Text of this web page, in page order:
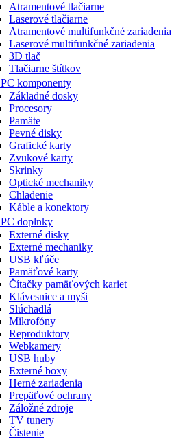
Atramentové tlačiarne
Laserové tlačiarne
Atramentové multifunkčné zariadenia
Laserové multifunkčné zariadenia
3D tlač
Tlačiarne štítkov
PC komponenty
Základné dosky
Procesory
Pamäte
Pevné disky
Grafické karty
Zvukové karty
Skrinky
Optické mechaniky
Chladenie
Káble a konektory
PC doplnky
Externé disky
Externé mechaniky
USB kľúče
Pamäťové karty
Čítačky pamäťových kariet
Klávesnice a myši
Slúchadlá
Mikrofóny
Reproduktory
Webkamery
USB huby
Externé boxy
Herné zariadenia
Prepäťové ochrany
Záložné zdroje
TV tunery
Čistenie